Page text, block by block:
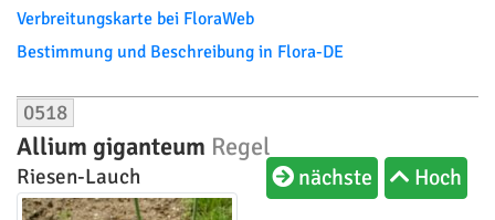
nächste Hoch
Verbreitungskarte bei FloraWeb
Bestimmung und Beschreibung in Flora-DE
0518
Allium giganteum Regel
Riesen-Lauch